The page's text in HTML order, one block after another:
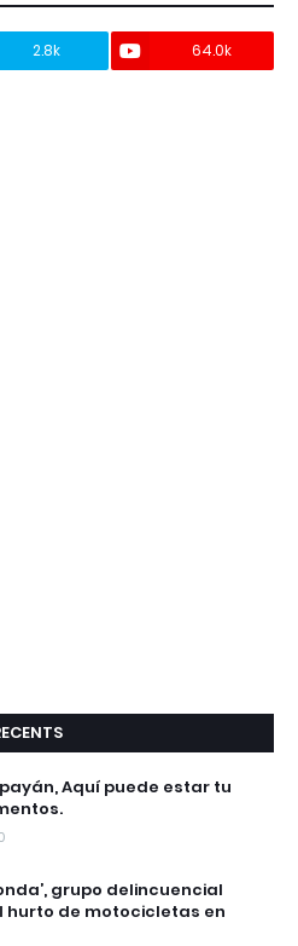
2.8k
64.0k
Aquí puede estar tu
grupo delincuencial
hurto de motocicletas en